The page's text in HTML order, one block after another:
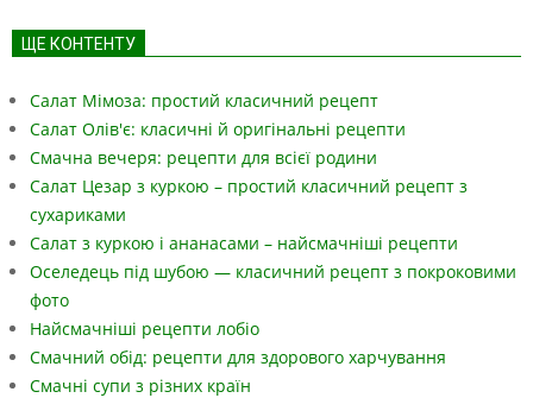
ЩЕ КОНТЕНТУ
Салат Мімоза: простий класичний рецепт
Салат Олів'є: класичні й оригінальні рецепти
Смачна вечеря: рецепти для всієї родини
Салат Цезар з куркою – простий класичний рецепт з
сухариками
Салат з куркою і ананасами – найсмачніші рецепти
Оселедець під шубою — класичний рецепт з покроковими
фото
Найсмачніші рецепти лобіо
Смачний обід: рецепти для здорового харчування
Смачні супи з різних країн